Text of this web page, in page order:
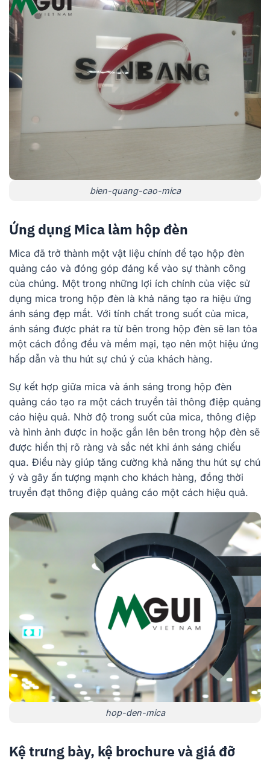
bien-quang-cao-mica
Ứng dụng Mica làm hộp đèn
Mica đã trở thành một vật liệu chính để tạo hộp đèn
quảng cáo và đóng góp đáng kể vào sự thành công
của chúng. Một trong những lợi ích chính của việc sử
dụng mica trong hộp đèn là khả năng tạo ra hiệu ứng
ánh sáng đẹp mắt. Với tính chất trong suốt của mica,
ánh sáng được phát ra từ bên trong hộp đèn sẽ lan tỏa
một cách đồng đều và mềm mại, tạo nên một hiệu ứng
hấp dẫn và thu hút sự chú ý của khách hàng.
Sự kết hợp giữa mica và ánh sáng trong hộp đèn
quảng cáo tạo ra một cách truyền tải thông điệp quảng
cáo hiệu quả. Nhờ độ trong suốt của mica, thông điệp
và hình ảnh được in hoặc gắn lên bên trong hộp đèn sẽ
được hiển thị rõ ràng và sắc nét khi ánh sáng chiếu
qua. Điều này giúp tăng cường khả năng thu hút sự chú
ý và gây ấn tượng mạnh cho khách hàng, đồng thời
truyền đạt thông điệp quảng cáo một cách hiệu quả.
hop-den-mica
Kệ trưng bày, kệ brochure và giá đỡ